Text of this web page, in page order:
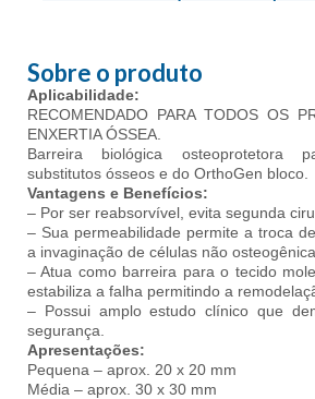
Sobre o produto
Aplicabilidade:
RECOMENDADO PARA TODOS OS
ENXERTIA ÓSSEA.
Barreira biológica osteoprotetora
substitutos ósseos e do OrthoGen bloco.
Vantagens e Benefícios:
– Por ser reabsorvível, evita segunda
– Sua permeabilidade permite a troca
a invaginação de células não
– Atua como barreira para o tecido
estabiliza a falha permitindo a
– Possui amplo estudo clínico que
segurança.
Apresentações:
Pequena – aprox. 20 x 20 mm
Média – aprox. 30 x 30 mm